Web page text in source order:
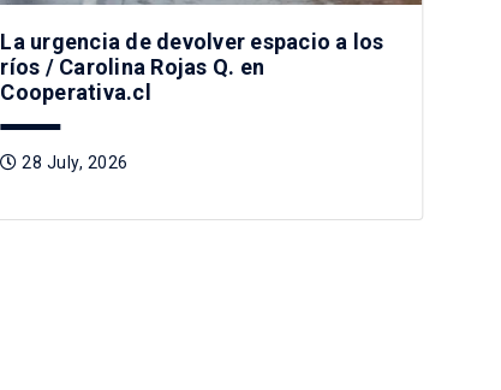
La urgencia de devolver espacio a los
ríos / Carolina Rojas Q. en
Cooperativa.cl
28 July, 2026